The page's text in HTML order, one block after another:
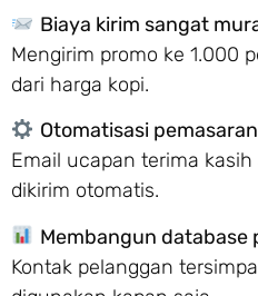
Biaya kirim sangat
Mengirim promo ke 1.000
dari harga kopi.
Otomatisasi pemasaran
Email ucapan terima
dikirim otomatis.
Membangun database
Kontak pelanggan